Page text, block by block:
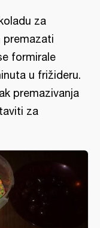
za
premazati
formirale
u frižideru.
premazivanja
za